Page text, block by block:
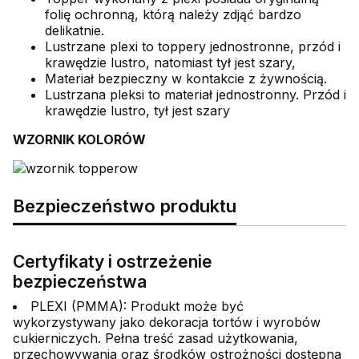
folię ochronną, którą należy zdjąć bardzo
delikatnie.
Lustrzane plexi to toppery jednostronne, przód i
krawędzie lustro, natomiast tył jest szary,
Materiał bezpieczny w kontakcie z żywnością.
Lustrzana pleksi to materiał jednostronny. Przód i
krawędzie lustro, tył jest szary
WZORNIK KOLORÓW
Bezpieczeństwo produktu
Certyfikaty i ostrzeżenie
bezpieczeństwa
PLEXI (PMMA): Produkt może być
wykorzystywany jako dekoracja tortów i wyrobów
cukierniczych. Pełna treść zasad użytkowania,
przechowywania oraz środków ostrożności dostępna